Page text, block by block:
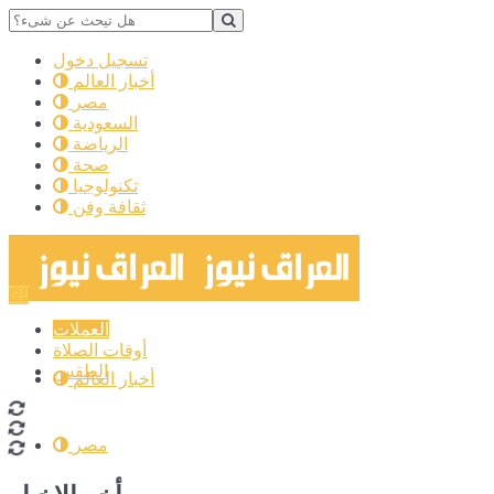
تسجيل دخول
أخبار العالم
مصر
السعودية
الرياضة
صحة
تكنولوجيا
ثقافة وفن
أخبار العالم
مصر
العملات
أوقات الصلاة
الطقس